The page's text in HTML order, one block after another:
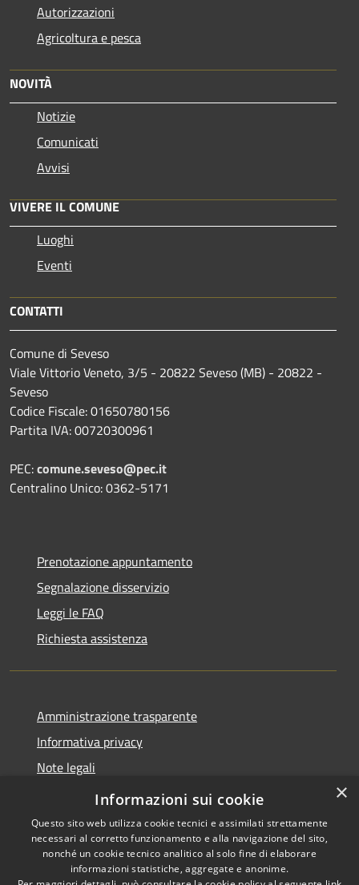
Autorizzazioni
Agricoltura e pesca
NOVITÀ
Notizie
Comunicati
Avvisi
VIVERE IL COMUNE
Luoghi
Eventi
CONTATTI
Comune di Seveso
Viale Vittorio Veneto, 3/5 - 20822 Seveso (MB) - 20822 -
Seveso
Codice Fiscale: 01650780156
Partita IVA: 00720300961
PEC:comune.seveso@pec.it
Centralino Unico: 0362-5171
Prenotazione appuntamento
Segnalazione disservizio
Leggi le FAQ
Richiesta assistenza
Amministrazione trasparente
Informativa privacy
Note legali
Dichiarazione di accessibilità
Copyright © 2026 • Città di
×
Informazioni sui cookie
Questo sito web utilizza cookie tecnici e assimilati strettamente
necessari al corretto funzionamento e alla navigazione del sito,
nonché un cookie tecnico analitico al solo fine di elaborare
informazioni statistiche, aggregate e anonime.